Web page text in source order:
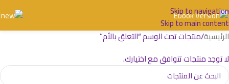
Skip to navigation
Skip to main content
الرئيسية منتجات تحت الوسم “التعلق بالأم”
لا توجد منتجات تتوافق مع اختيارك.